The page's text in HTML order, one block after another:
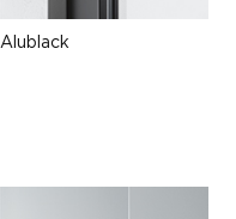
Alublack